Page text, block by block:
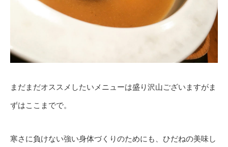
まだまだオススメしたいメニューは盛り沢山ございますがま
ずはここまでで。
寒さに負けない強い身体づくりのためにも、ひだねの美味し